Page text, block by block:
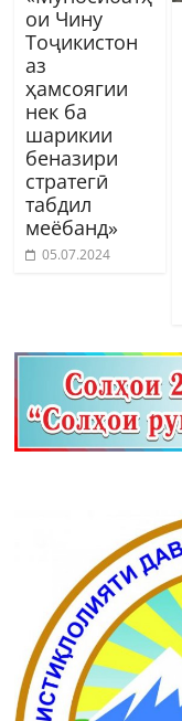
ои Чину
Тоҷикистон
аз
ҳамсоягии
нек ба
шарикии
беназири
стратегӣ
табдил
меёбанд»
05.07.2024